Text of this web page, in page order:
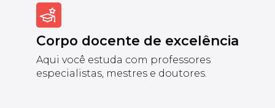
Corpo docente de excelência
Aqui você estuda com professores
especialistas, mestres e doutores.